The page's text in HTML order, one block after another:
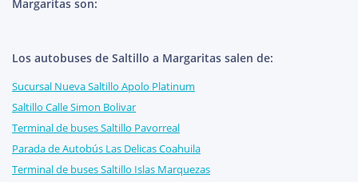
Margaritas son:
Los autobuses de Saltillo a Margaritas salen de:
Sucursal Nueva Saltillo Apolo Platinum
Saltillo Calle Simon Bolivar
Terminal de buses Saltillo Pavorreal
Parada de Autobús Las Delicas Coahuila
Terminal de buses Saltillo Islas Marquezas